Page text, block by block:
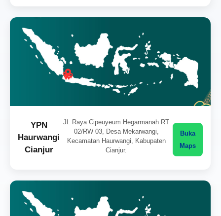
YPN
Haurwangi
Cianjur
Jl. Raya Cipeuyeum Hegarmanah RT
02/RW 03, Desa Mekarwangi,
Kecamatan Haurwangi, Kabupaten
Cianjur.
Buka
Maps